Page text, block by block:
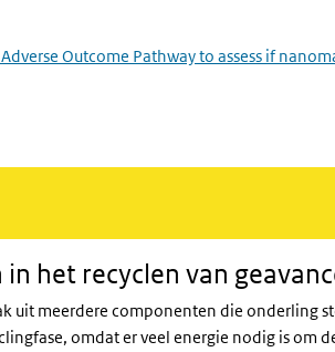
Outcome Pathway to assess if
het recyclen van
uit meerdere componenten die onderling
omdat er veel energie nodig is om